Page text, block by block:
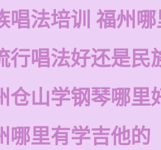
唱法培训 福州
行唱法好还是民
仓山学钢琴哪里
哪里有学吉他的